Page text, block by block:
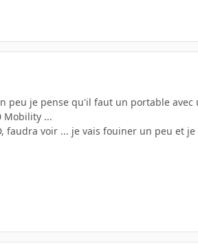
peu je pense qu'il faut un portable
Mobility ...
faudra voir ... je vais fouiner un peu et